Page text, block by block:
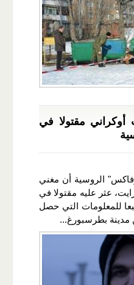
أوكراني مقتولا في
الروسية أن مغني
عثر عليه مقتولا في
للمعلومات التي حصل
مدينة بطرسبورغ...